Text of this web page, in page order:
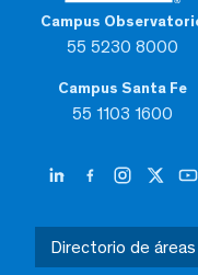
Campus
55 5230 8000
Campus Santa Fe
55 1103 1600
Directorio de áreas